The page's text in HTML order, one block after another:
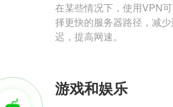
在某些情况下，使用VPN
择更快的服务器路径，减少
迟，提高网速。
游戏和娱乐